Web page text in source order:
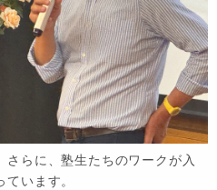
さらに、塾生たちのワークが入
います。